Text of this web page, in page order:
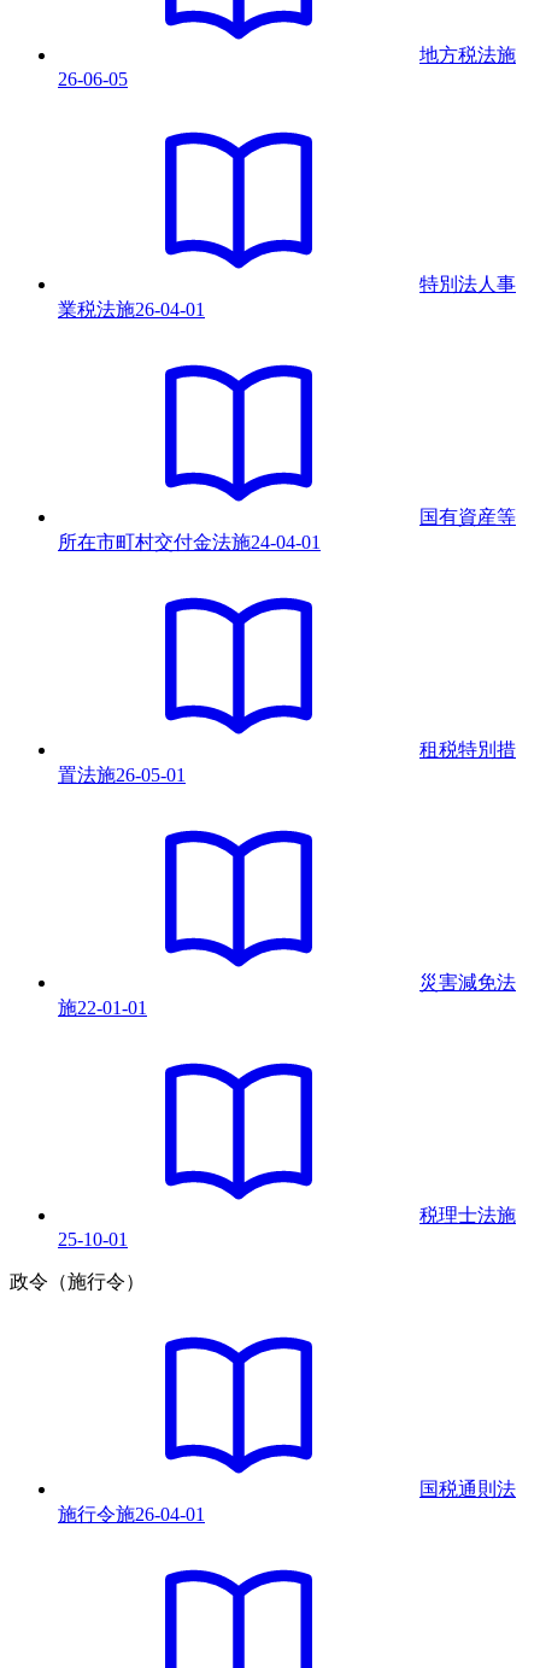
地方税法施
26-06-05
特別法人事
業税法施26-04-01
国有資産等
所在市町村交付金法施24-04-01
租税特別措
置法施26-05-01
災害減免法
施22-01-01
税理士法施
25-10-01
政令（施行令）
国税通則法
施行令施26-04-01